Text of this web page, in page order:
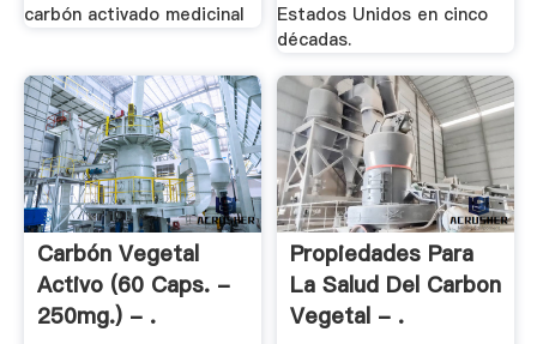
carbón activado medicinal
Estados Unidos en cinco
décadas.
Carbón Vegetal
Activo (60 Caps. -
250mg.) - .
Propiedades Para
La Salud Del Carbon
Vegetal - .